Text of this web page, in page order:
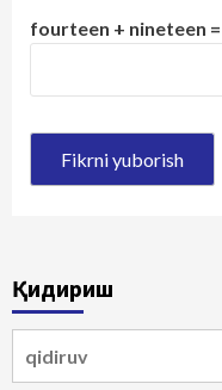
fourteen + nineteen =
Қидириш